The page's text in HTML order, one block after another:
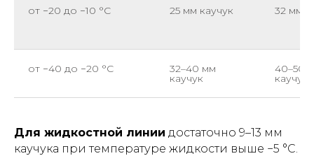
от −20 до −10 °C 25 мм каучук 32 мм
от −40 до −20 °C 32–40 мм
каучук
40–50
каучук
Для жидкостной линии достаточно 9–13 мм
каучука при температуре жидкости выше −5 °C.